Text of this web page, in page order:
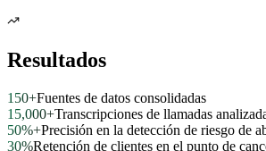
Resultados
150+Fuentes de datos consolidadas
15,000+Transcripciones de llamadas
50%+Precisión en la detección de riesgo de
30%Retención de clientes en el punto de